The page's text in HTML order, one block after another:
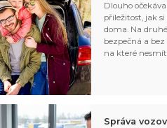
Dlouho
příležitost, jak
doma. Na
bezpečná a
na které
Správa